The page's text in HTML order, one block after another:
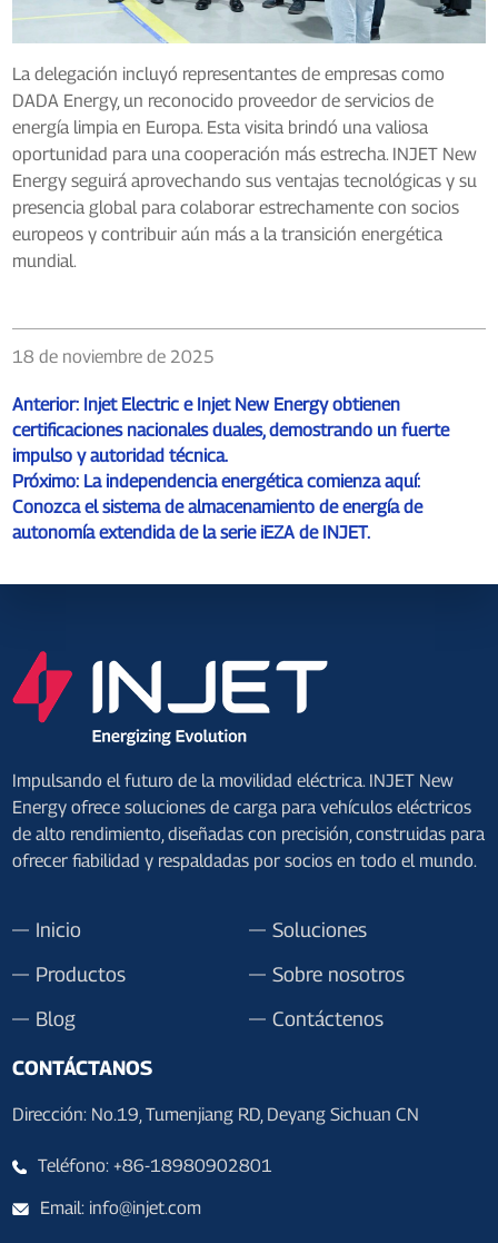
La delegación incluyó representantes de empresas como
DADA Energy, un reconocido proveedor de servicios de
energía limpia en Europa. Esta visita brindó una valiosa
oportunidad para una cooperación más estrecha. INJET New
Energy seguirá aprovechando sus ventajas tecnológicas y su
presencia global para colaborar estrechamente con socios
europeos y contribuir aún más a la transición energética
mundial.
18 de noviembre de 2025
Anterior: Injet Electric e Injet New Energy obtienen
certificaciones nacionales duales, demostrando un fuerte
impulso y autoridad técnica.
Próximo: La independencia energética comienza aquí:
Conozca el sistema de almacenamiento de energía de
autonomía extendida de la serie iEZA de INJET.
Impulsando el futuro de la movilidad eléctrica. INJET New
Energy ofrece soluciones de carga para vehículos eléctricos
de alto rendimiento, diseñadas con precisión, construidas para
ofrecer fiabilidad y respaldadas por socios en todo el mundo.
Inicio
Soluciones
Productos
Sobre nosotros
Blog
Contáctenos
CONTÁCTANOS
Dirección: No.19, Tumenjiang RD, Deyang Sichuan CN
Teléfono: +86-18980902801
Email: info@injet.com